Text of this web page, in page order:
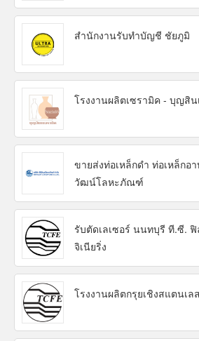
สำนักงานรับทำบัญชี ชัยภูมิ
โรงงานผลิตเซรามิค - บุญสิ
ขายส่งท่อเหล็กดำ ท่อเหล็กอ
วัฒน์โลหะภัณฑ์
รับตัดเลเซอร์ นนทบุรี ที.ซี.
จิเนียริ่ง
โรงงานผลิตกรุยเชิงสแตนเ